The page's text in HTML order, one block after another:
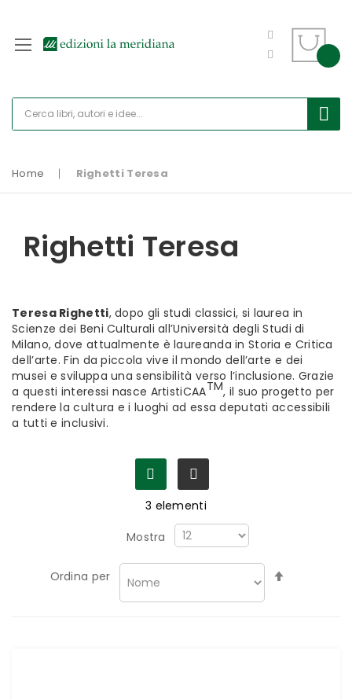
Home Righetti Teresa
Righetti Teresa
Teresa Righetti, dopo gli studi classici, si laurea in
Scienze dei Beni Culturali all’Università degli Studi di
Milano, dove attualmente è laureanda in Storia e Critica
dell’arte. Fin da piccola vive il mondo dell’arte e dei
musei e sviluppa una sensibilità verso l’inclusione. Grazie
a questi interessi nasce ArtistiCAATM, il suo progetto per
rendere la cultura e i luoghi ad essa deputati accessibili
a tutti e inclusivi.
3 elementi
Mostra
Ordina per